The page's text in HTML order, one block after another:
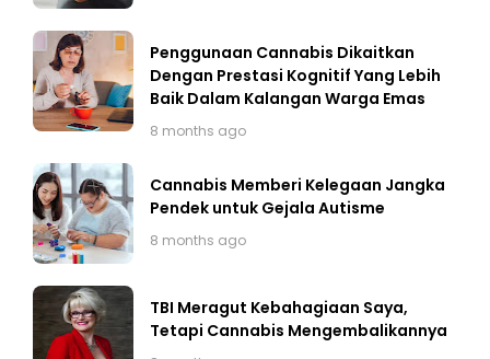
Penggunaan Cannabis Dikaitkan
Dengan Prestasi Kognitif Yang Lebih
Baik Dalam Kalangan Warga Emas
8 months ago
Cannabis Memberi Kelegaan Jangka
Pendek untuk Gejala Autisme
8 months ago
TBI Meragut Kebahagiaan Saya,
Tetapi Cannabis Mengembalikannya